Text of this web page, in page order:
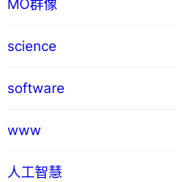
MO群像
science
software
www
人工智慧